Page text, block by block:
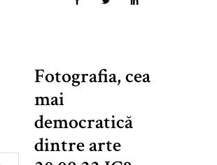
Fotografia, cea
mai
democratică
dintre arte